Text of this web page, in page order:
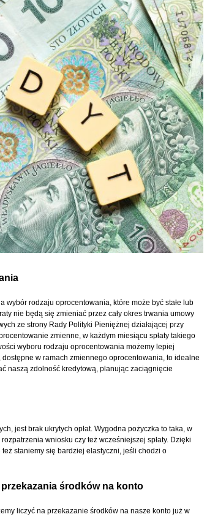
wybór rodzaju oprocentowania, które może być stałe lub
nie będą się zmieniać przez cały okres trwania umowy
ze strony Rady Polityki Pieniężnej działającej przy
zmienne, w każdym miesiącu spłaty takiego
wyboru rodzaju oprocentowania możemy lepiej
w ramach zmiennego oprocentowania, to idealne
naszą zdolność kredytową, planując zaciągnięcie
jest brak ukrytych opłat. Wygodna pożyczka to taka, w
wniosku czy też wcześniejszej spłaty. Dzięki
staniemy się bardziej elastyczni, jeśli chodzi o
środków na konto
liczyć na przekazanie środków na nasze konto już w